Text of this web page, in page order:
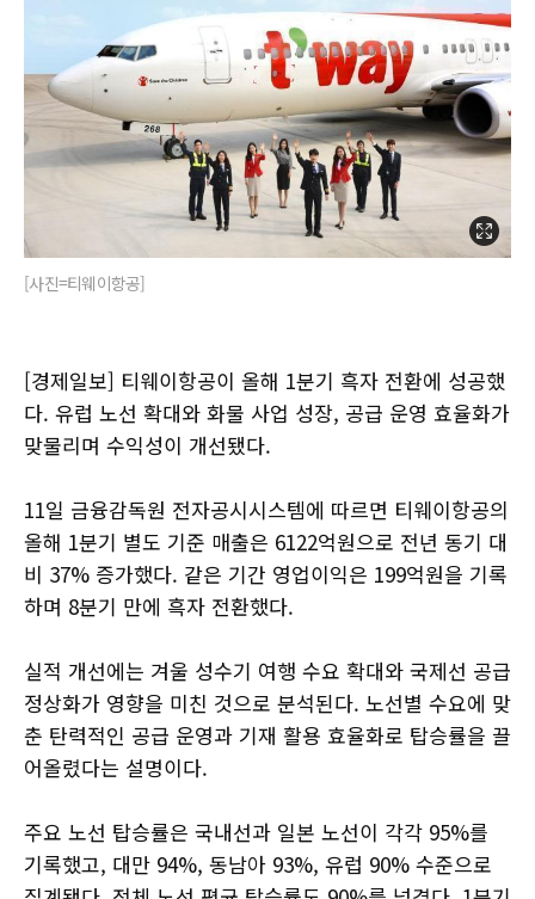
[사진=티웨이항공]
[경제일보] 티웨이항공이 올해 1분기 흑자 전환에 성공했
다. 유럽 노선 확대와 화물 사업 성장, 공급 운영 효율화가
맞물리며 수익성이 개선됐다.
11일 금융감독원 전자공시시스템에 따르면 티웨이항공의
올해 1분기 별도 기준 매출은 6122억원으로 전년 동기 대
비 37% 증가했다. 같은 기간 영업이익은 199억원을 기록
하며 8분기 만에 흑자 전환했다.
실적 개선에는 겨울 성수기 여행 수요 확대와 국제선 공급
정상화가 영향을 미친 것으로 분석된다. 노선별 수요에 맞
춘 탄력적인 공급 운영과 기재 활용 효율화로 탑승률을 끌
어올렸다는 설명이다.
주요 노선 탑승률은 국내선과 일본 노선이 각각 95%를
기록했고, 대만 94%, 동남아 93%, 유럽 90% 수준으로